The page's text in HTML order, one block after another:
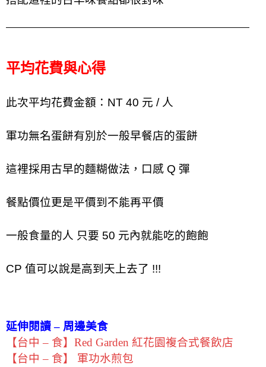
平均花費與心得
此次平均花費金額：NT 40 元 / 人
軍功無名蛋餅有別於一般早餐店的蛋餅
這裡採用古早的麵糊做法，口感 Q 彈
餐點價位更是平價到不能再平價
一般食量的人 只要 50 元內就能吃的飽飽
CP 值可以說是高到天上去了 !!!
延伸閱讀 – 周邊美食
【台中 – 食】Red Garden 紅花園複合式餐飲店
【台中 – 食】 軍功水煎包